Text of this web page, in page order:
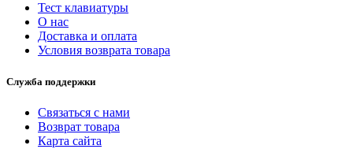
Тест клавиатуры
О нас
Доставка и оплата
Условия возврата товара
Служба поддержки
Связаться с нами
Возврат товара
Карта сайта